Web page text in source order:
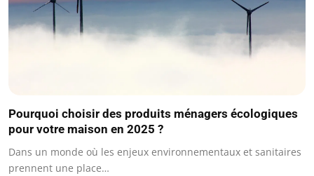
Pourquoi choisir des produits ménagers écologiques
pour votre maison en 2025 ?
Dans un monde où les enjeux environnementaux et sanitaires
prennent une place…